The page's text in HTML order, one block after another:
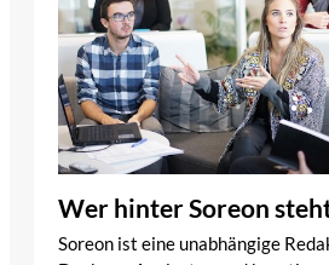
Wer hinter Soreon
Soreon ist eine unabhängige